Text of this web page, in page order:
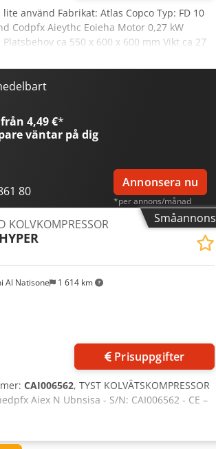
använd Fabrikat: Atlas Copco Typ: FD 10
Codpfx Aieythc Eoieha Motor 0,27 kW
ca 550 x 600 x 600 mm Vikt ca 27
i befintligt skick enligt besiktning,
4,49 €*
väntar på dig
80
Annonsera nu
*per annons/månad
Småannons
Al Natisone 1 614 km
KOLVKOMPRESSOR
HYPER
Prisuppgifter
CAI006562, TYST KOLVÄTSKOMPRESSOR
Aiex N Ubnsisa - S/N: CAI006562 - CE –